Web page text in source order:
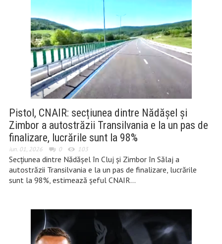
Pistol, CNAIR: secțiunea dintre Nădășel și
Zimbor a autostrăzii Transilvania e la un pas de
finalizare, lucrările sunt la 98%
iun. 01, 2026 0 103
Secțiunea dintre Nădășel în Cluj și Zimbor în Sălaj a
autostrăzii Transilvania e la un pas de finalizare, lucrările
sunt la 98%, estimează șeful CNAIR…